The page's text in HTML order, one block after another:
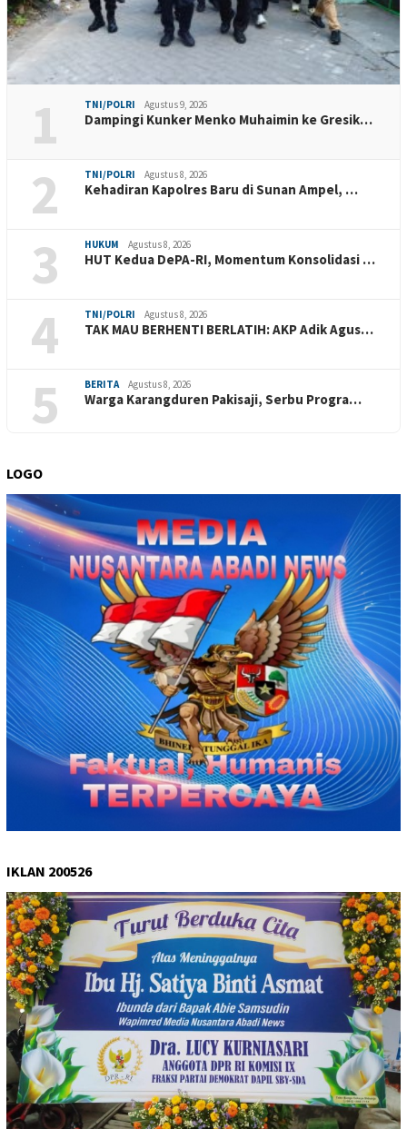
1 TNI/POLRI Agustus 9, 2026
Dampingi Kunker Menko Muhaimin ke Gresik…
2 TNI/POLRI Agustus 8, 2026
Kehadiran Kapolres Baru di Sunan Ampel, …
3 HUKUM Agustus 8, 2026
HUT Kedua DePA-RI, Momentum Konsolidasi …
4 TNI/POLRI Agustus 8, 2026
TAK MAU BERHENTI BERLATIH: AKP Adik Agus…
5 BERITA Agustus 8, 2026
Warga Karangduren Pakisaji, Serbu Progra…
LOGO
IKLAN 200526